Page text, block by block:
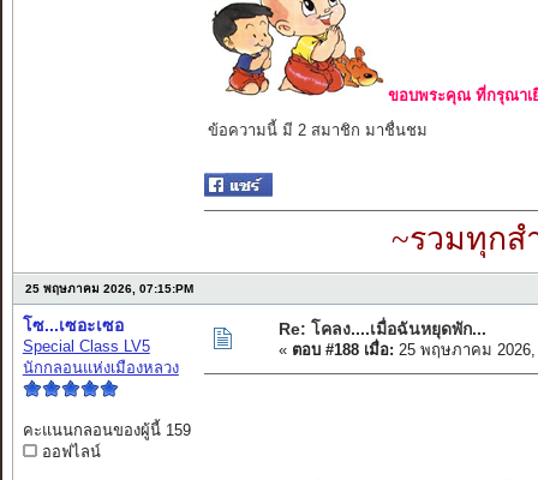
ขอบพระคุณ ที่กรุณาเ
ข้อความนี้ มี 2 สมาชิก มาชื่นชม
~รวมทุกส
25 พฤษภาคม 2026, 07:15:PM
โซ...เซอะเซอ
Special Class LV5
นักกลอนแห่งเมืองหลวง
คะแนนกลอนของผู้นี้ 159
ออฟไลน์
Re: โคลง....เมื่อฉันหยุดพัก...
« ตอบ #188 เมื่อ: 25 พฤษภาคม 2026,